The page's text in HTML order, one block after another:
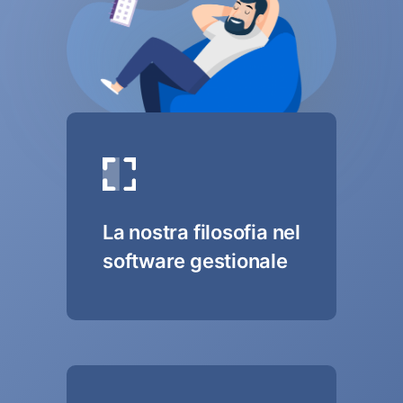
La nostra filosofia nel
software gestionale